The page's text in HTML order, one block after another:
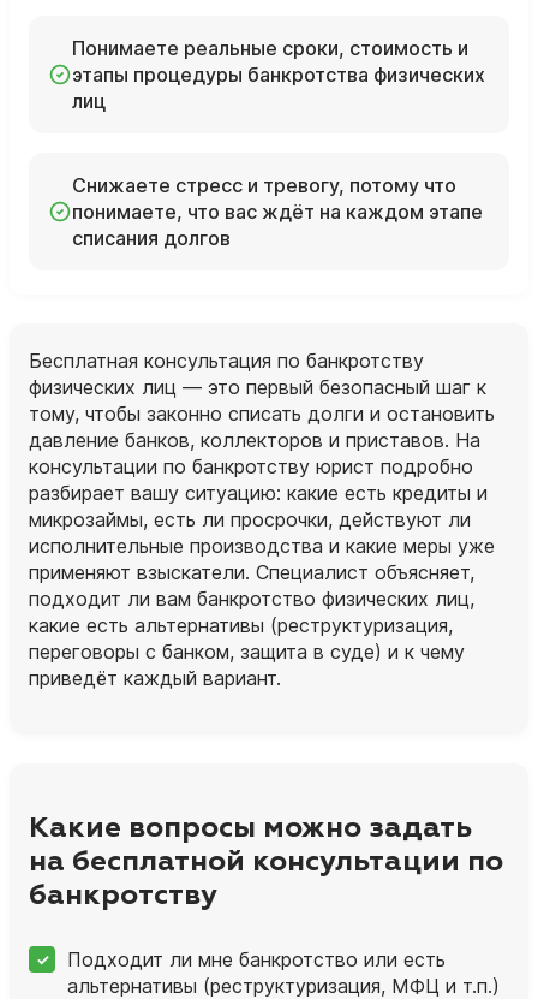
Понимаете реальные сроки, стоимость и
этапы процедуры банкротства физических
лиц
Снижаете стресс и тревогу, потому что
понимаете, что вас ждёт на каждом этапе
списания долгов
Бесплатная консультация по банкротству
физических лиц — это первый безопасный шаг к
тому, чтобы законно списать долги и остановить
давление банков, коллекторов и приставов. На
консультации по банкротству юрист подробно
разбирает вашу ситуацию: какие есть кредиты и
микрозаймы, есть ли просрочки, действуют ли
исполнительные производства и какие меры уже
применяют взыскатели. Специалист объясняет,
подходит ли вам банкротство физических лиц,
какие есть альтернативы (реструктуризация,
переговоры с банком, защита в суде) и к чему
приведёт каждый вариант.
Какие вопросы можно задать
на бесплатной консультации по
банкротству
Подходит ли мне банкротство или есть
альтернативы (реструктуризация, МФЦ и т.п.)